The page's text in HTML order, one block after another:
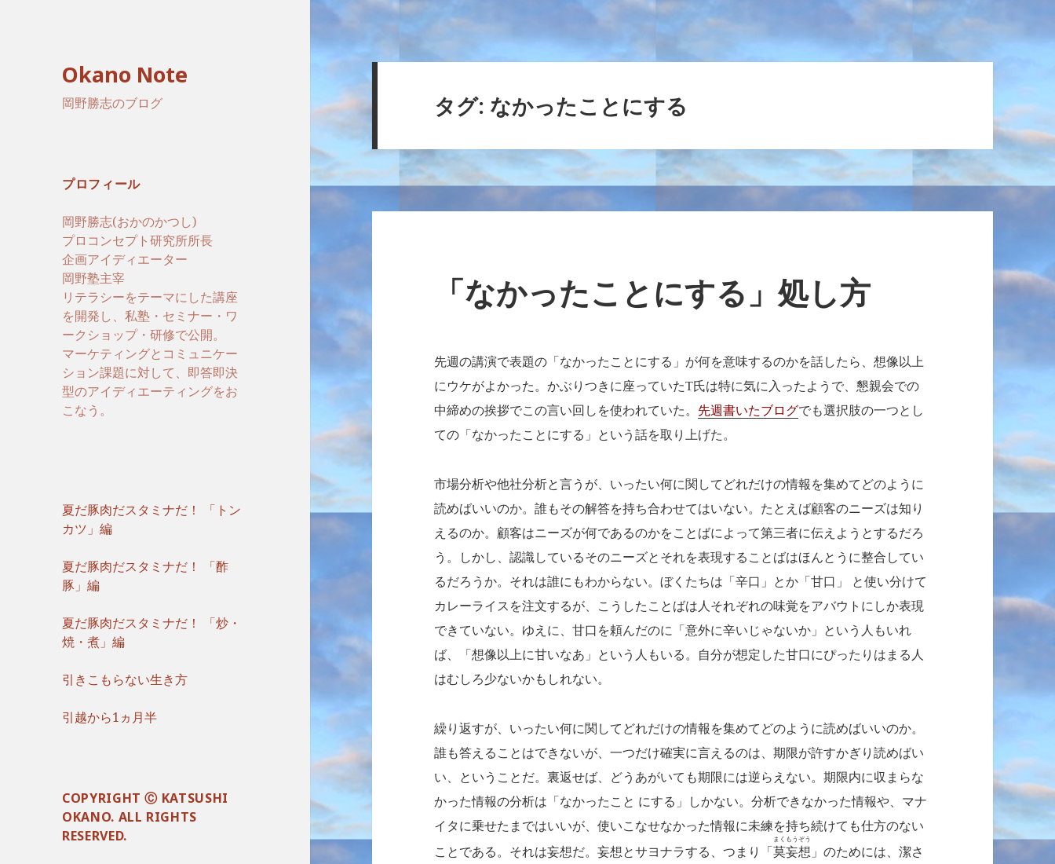
Okano Note
岡野勝志のブログ
プロフィール
岡野勝志(おかのかつし)
プロコンセプト研究所所長
企画アイディエーター
岡野塾主宰
リテラシーをテーマにした講座
を開発し、私塾・セミナー・ワ
ークショップ・研修で公開。
マーケティングとコミュニケー
ション課題に対して、即答即決
型のアイディエーティングをお
こなう。
夏だ豚肉だスタミナだ！ 「トン
カツ」編
夏だ豚肉だスタミナだ！ 「酢
豚」編
夏だ豚肉だスタミナだ！ 「炒・
焼・煮」編
引きこもらない生き方
引越から1ヵ月半
COPYRIGHT Ⓒ KATSUSHI
OKANO. ALL RIGHTS
RESERVED.
タグ: なかったことにする
「なかったことにする」処し方
先週の講演で表題の「なかったことにする」が何を意味するのかを話したら、想像以上
にウケがよかった。かぶりつきに座っていたT氏は特に気に入ったようで、懇親会での
中締めの挨拶でこの言い回しを使われていた。 先週書いたブログでも選択肢の一つとし
ての「なかったことにする」という話を取り上げた。
市場分析や他社分析と言うが、いったい何に関してどれだけの情報を集めてどのように
読めばいいのか。誰もその解答を持ち合わせてはいない。たとえば顧客のニーズは知り
えるのか。顧客はニーズが何であるのかをことばによって第三者に伝えようとするだろ
う。しかし、認識しているそのニーズとそれを表現することばはほんとうに整合してい
るだろうか。それは誰にもわからない。ぼくたちは「辛口」とか「甘口」 と使い分けて
カレーライスを注文するが、こうしたことばは人それぞれの味覚をアバウトにしか表現
できていない。ゆえに、甘口を頼んだのに「意外に辛いじゃないか」という人もいれ
ば、「想像以上に甘いなあ」という人もいる。自分が想定した甘口にぴったりはまる人
はむしろ少ないかもしれない。
繰り返すが、いったい何に関してどれだけの情報を集めてどのように読めばいいのか。
誰も答えることはできないが、一つだけ確実に言えるのは、期限が許すかぎり読めばい
い、ということだ。裏返せば、どうあがいても期限には逆らえない。期限内に収まらな
かった情報の分析は「なかったこと にする」しかない。分析できなかった情報や、マナ
イタに乗せたまではいいが、使いこなせなかった情報に未練を持ち続けても仕方のない
ことである。それは妄想だ。妄想とサヨナラする、つまり「莫妄想
まくもうぞう
」のためには、潔さ